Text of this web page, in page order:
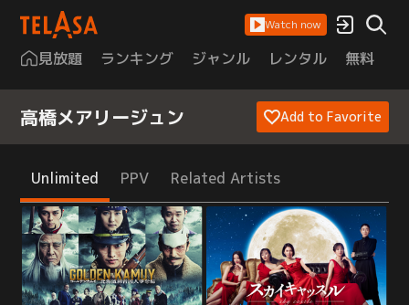
Watch now
見放題 ランキング ジャンル レンタル 無料
高橋メアリージュン Add to Favorite
Unlimited PPV Related Artists